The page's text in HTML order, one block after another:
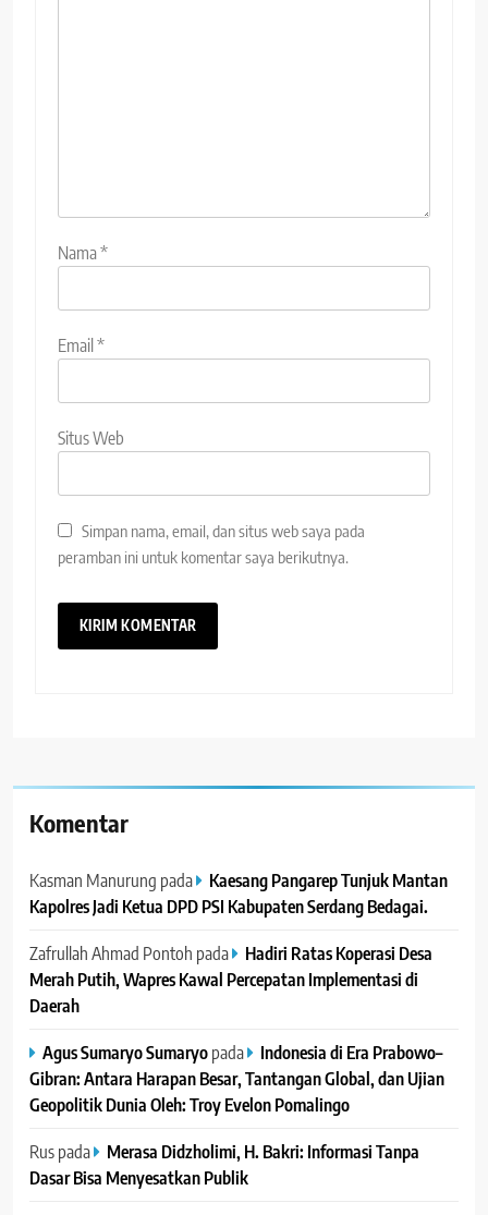
Nama*
Email *
Situs Web
Simpan nama, email, dan situs web saya pada
peramban ini untuk komentar saya berikutnya.
Komentar
Kasman Manurung pada
Kaesang Pangarep Tunjuk Mantan
Kapolres Jadi Ketua DPD PSI Kabupaten Serdang Bedagai. ‎ ‎
Zafrullah Ahmad Pontoh pada
Hadiri Ratas Koperasi Desa
Merah Putih, Wapres Kawal Percepatan Implementasi di
Daerah
Agus Sumaryo Sumaryopada
Indonesia di Era Prabowo–
Gibran: Antara Harapan Besar, Tantangan Global, dan Ujian
Geopolitik Dunia Oleh: Troy Evelon Pomalingo
Ruspada
Merasa Didzholimi, H. Bakri: Informasi Tanpa
Dasar Bisa Menyesatkan Publik